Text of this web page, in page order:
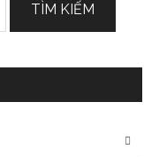
TÌM KIẾM